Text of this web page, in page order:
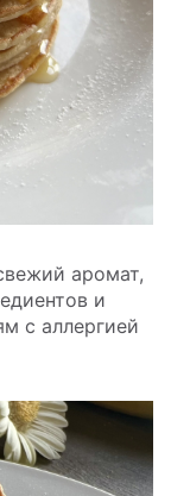
аромат,
и
с аллергией